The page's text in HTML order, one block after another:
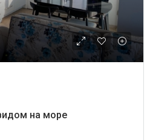
на море